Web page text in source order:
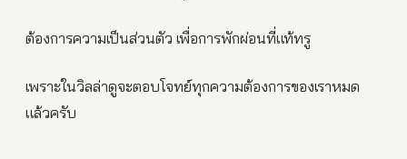
ต้องการความเป็นส่วนตัว เพื่อการพักผ่อนที่แท้ทรู
เพราะในวิลล่าดูจะตอบโจทย์ทุกความต้องการของเราหมด
แล้วครับ